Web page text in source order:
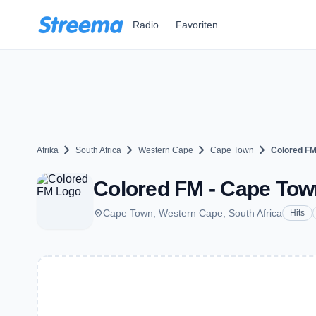
Radio Favoriten
Afrika chevron_right South Africa chevron_right Western Cape chevron_right Cape Town chevron_right Colored FM
Colored FM - Cape
placeCape Town, Western Cape, South Africa Hits